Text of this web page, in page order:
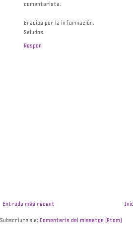
comentarista.
Gracias por la información.
Saludos.
Respon
Entrada més recent
Subscriure's a: Comentaris del missatge (Atom)